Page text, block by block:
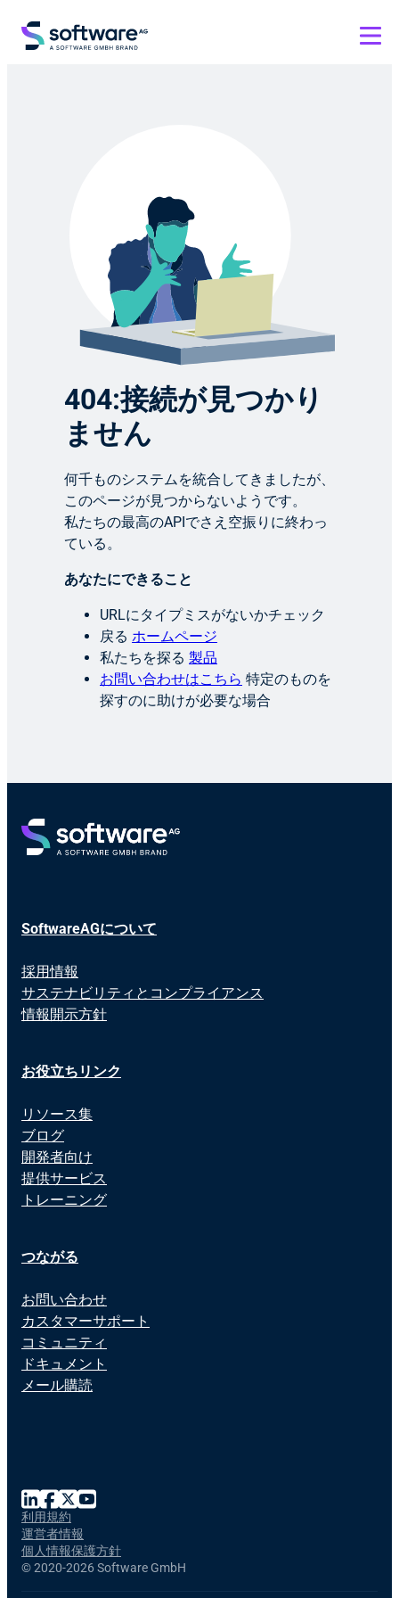
404:接続が見つかり
ません
何千ものシステムを統合してきましたが、
このページが見つからないようです。
私たちの最高のAPIでさえ空振りに終わっ
ている。
あなたにできること
URLにタイプミスがないかチェック
戻る ホームページ
私たちを探る 製品
お問い合わせはこちら 特定のものを
探すのに助けが必要な場合
SoftwareAGについて
採用情報
サステナビリティとコンプライアンス
情報開示方針
お役立ちリンク
リソース集
ブログ
開発者向け
提供サービス
トレーニング
つながる
お問い合わせ
カスタマーサポート
コミュニティ
ドキュメント
メール購読
©2020-2026 Software GmbH
利用規約
運営者情報
個人情報保護方針